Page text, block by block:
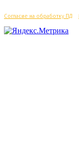
Согласие на обработку ПД